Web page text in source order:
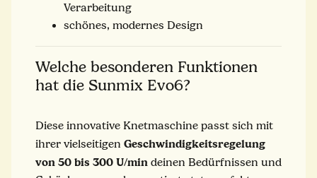
Verarbeitung
schönes, modernes Design
Welche besonderen Funktionen
hat die Sunmix Evo6?
Diese innovative Knetmaschine passt sich mit
ihrer vielseitigen Geschwindigkeitsregelung
von 50 bis 300 U/min deinen Bedürfnissen und